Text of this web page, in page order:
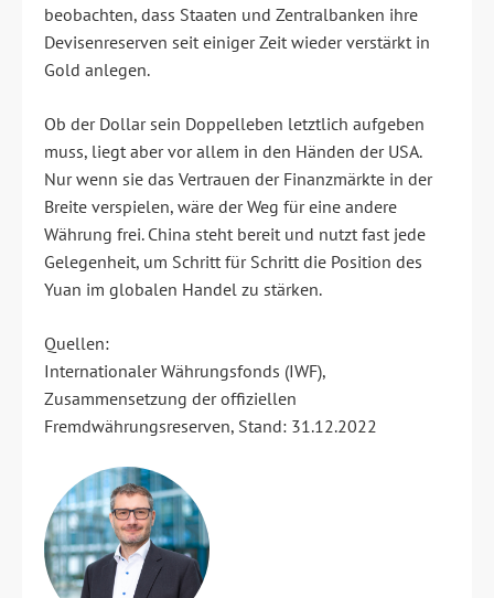
beobachten, dass Staaten und Zentralbanken ihre
Devisenreserven seit einiger Zeit wieder verstärkt in
Gold anlegen.
Ob der Dollar sein Doppelleben letztlich aufgeben
muss, liegt aber vor allem in den Händen der USA.
Nur wenn sie das Vertrauen der Finanzmärkte in der
Breite verspielen, wäre der Weg für eine andere
Währung frei. China steht bereit und nutzt fast jede
Gelegenheit, um Schritt für Schritt die Position des
Yuan im globalen Handel zu stärken.
Quellen:
Internationaler Währungsfonds (IWF),
Zusammensetzung der offiziellen
Fremdwährungsreserven, Stand: 31.12.2022